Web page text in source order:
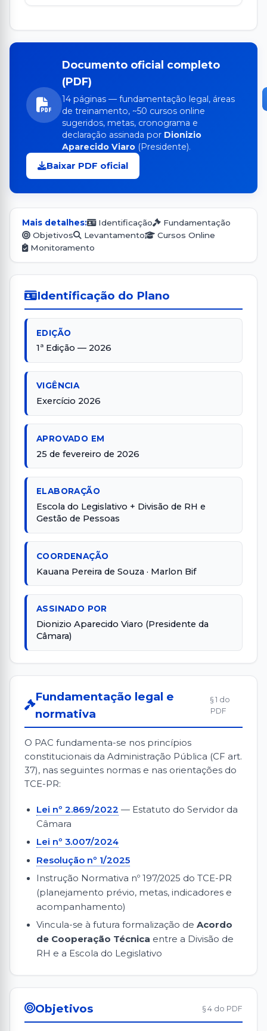
Documento oficial completo
(PDF)
14 páginas — fundamentação legal, áreas
de treinamento, ~50 cursos online
sugeridos, metas, cronograma e
declaração assinada por Dionizio
Aparecido Viaro (Presidente).
Baixar PDF oficial
Mais detalhes: Identificação
Fundamentação
Objetivos
Levantamento
Cursos Online
Monitoramento
Identificação do Plano
EDIÇÃO
1ª Edição — 2026
VIGÊNCIA
Exercício 2026
APROVADO EM
25 de fevereiro de 2026
ELABORAÇÃO
Escola do Legislativo + Divisão de RH e
Gestão de Pessoas
COORDENAÇÃO
Kauana Pereira de Souza · Marlon Bif
ASSINADO POR
Dionizio Aparecido Viaro (Presidente da
Câmara)
Fundamentação legal e
normativa
§ 1 do
PDF
O PAC fundamenta-se nos princípios
constitucionais da Administração Pública (CF art.
37), nas seguintes normas e nas orientações do
TCE-PR:
Lei nº 2.869/2022 — Estatuto do Servidor da
Câmara
Lei nº 3.007/2024
Resolução nº 1/2025
Instrução Normativa nº 197/2025 do TCE-PR
(planejamento prévio, metas, indicadores e
acompanhamento)
Vincula-se à futura formalização de Acordo
de Cooperação Técnica entre a Divisão de
RH e a Escola do Legislativo
Objetivos § 4 do PDF